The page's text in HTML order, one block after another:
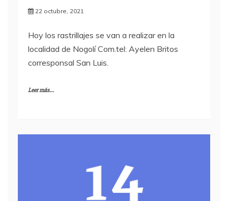
22 octubre, 2021
Hoy los rastrillajes se van a realizar en la
localidad de Nogolí Com.tel: Ayelen Britos
corresponsal San Luis.
Leer más...